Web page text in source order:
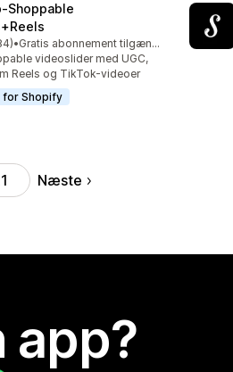
stjerner
i alt
•
Gratis abonnement tilgængeligt
videoslider med UGC,
Reels og TikTok-videoer
for Shopify
Næste
app?